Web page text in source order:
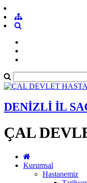
DENİZLİ İL
ÇAL
Kurumsal
Hastanemiz